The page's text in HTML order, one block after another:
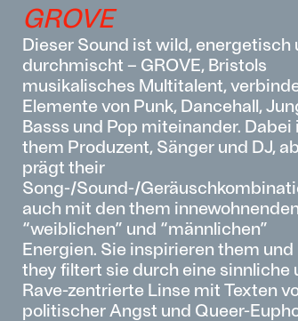
GROVE
Dieser Sound ist wild, energetisch
durchmischt – GROVE, Bristols
musikalisches Multitalent,
Elemente von Punk, Dancehall,
Basss und Pop miteinander. Dabei
them Produzent, Sänger und DJ,
prägt their
Song-/Sound-/
auch mit den them innewohnenden
“weiblichen” und “männlichen”
Energien. Sie inspirieren them und
they filtert sie durch eine sinnliche
Rave-zentrierte Linse mit Texten
politischer Angst und Queer-